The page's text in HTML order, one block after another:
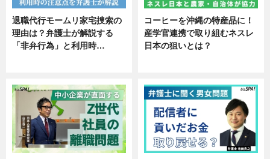
退職代行モームリ家宅捜索の
理由は？弁護士が解説する
「非弁行為」と利用時…
コーヒーを沖縄の特産品に！
産学官連携で取り組むネスレ
日本の狙いとは？